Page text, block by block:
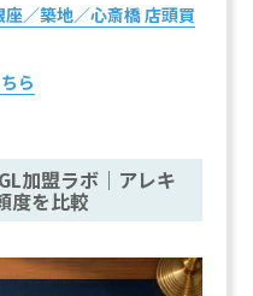
／築地／心斎橋 店頭買
ら
加盟ラボ｜アレキ
度を比較